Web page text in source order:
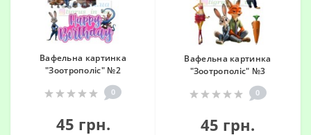
Вафельна картинка
"Зоотрополіс" №2
0
45 грн.
Вафельна картинка
"Зоотрополіс" №3
0
45 грн.